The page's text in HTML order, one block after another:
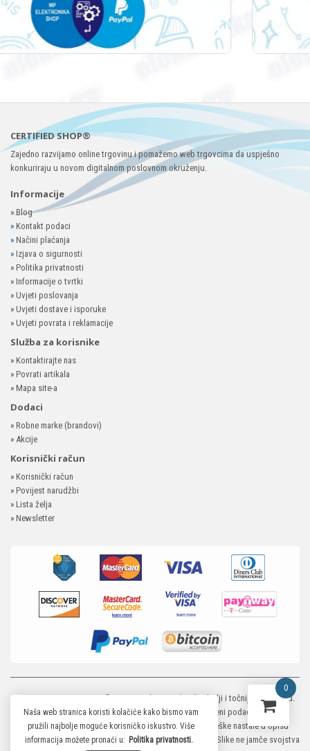
CERTIFIED SHOP®
Zajedno razvijamo online trgovinu i pomažemo web trgovcima da uspješno
konkuriraju u novom digitalnom poslovnom okruženju.
Informacije
»Blog
» Kontakt podaci
» Načini plaćanja
» Izjava o sigurnosti
» Politika privatnosti
» Informacije o tvrtki
» Uvjeti poslovanja
» Uvjeti dostave i isporuke
» Uvjeti povrata i reklamacije
Služba za korisnike
» Kontaktirajte nas
» Povrati artikala
» Mapa site-a
Dodaci
» Robne marke (brandovi)
» Akcije
Korisnički račun
» Korisnički račun
» Povijest narudžbi
» Lista želja
» Newsletter
MP-ELEKTRONIKA SHOP© 2026. Trudimo se dati što bolji i točniji opis i sliku.
Unatoč tome, ne možemo garantirati da su svi navedeni podaci i slike u
potpunosti točni. Ne odgovaramo za eventualne pogreške nastale u opisu
proizvoda, greške prilikom štampanja te promjene cijena. Slike ne jamče svojstva
0
Naša web stranica koristi kolačiće kako bismo vam
pružili najbolje moguće korisničko iskustvo. Više
informacija možete pronaći u: Politika privatnosti.